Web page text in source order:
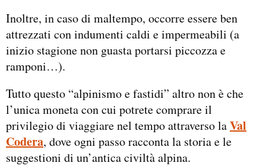
Inoltre, in caso di maltempo, occorre essere ben
attrezzati con indumenti caldi e impermeabili (a
inizio stagione non guasta portarsi piccozza e
ramponi…).
Tutto questo “alpinismo e fastidi” altro non è che
l’unica moneta con cui potrete comprare il
privilegio di viaggiare nel tempo attraverso laVal
Codera, dove ogni passo racconta la storia e le
suggestioni di un’antica civiltà alpina.